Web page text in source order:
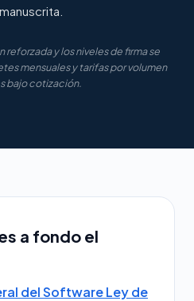
y los niveles de firma se
mensuales y tarifas por volumen
bajo cotización.
a fondo el
del Software Ley de